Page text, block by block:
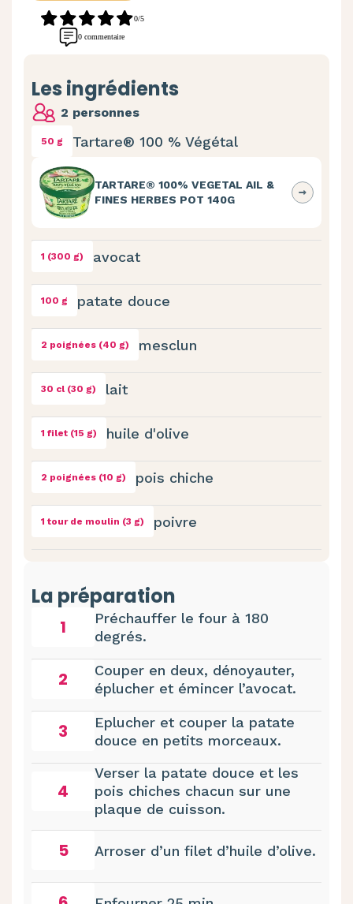
0/5
0 commentaire
Les ingrédients
2 personnes
50 g Tartare® 100 % Végétal
TARTARE® 100% VEGETAL AIL &
FINES HERBES POT 140G
1 (300 g) avocat
100 g patate douce
2 poignées (40 g) mesclun
30 cl (30 g) lait
1 filet (15 g) huile d'olive
2 poignées (10 g) pois chiche
1 tour de moulin (3 g) poivre
La préparation
1
Préchauffer le four à 180
degrés.
2
Couper en deux, dénoyauter,
éplucher et émincer l’avocat.
3
Eplucher et couper la patate
douce en petits morceaux.
4
Verser la patate douce et les
pois chiches chacun sur une
plaque de cuisson.
5 Arroser d’un filet d’huile d’olive.